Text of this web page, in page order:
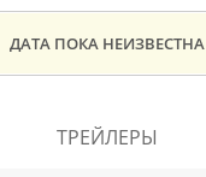
ДАТА ПОКА НЕИЗВЕСТНА
ТРЕЙЛЕРЫ